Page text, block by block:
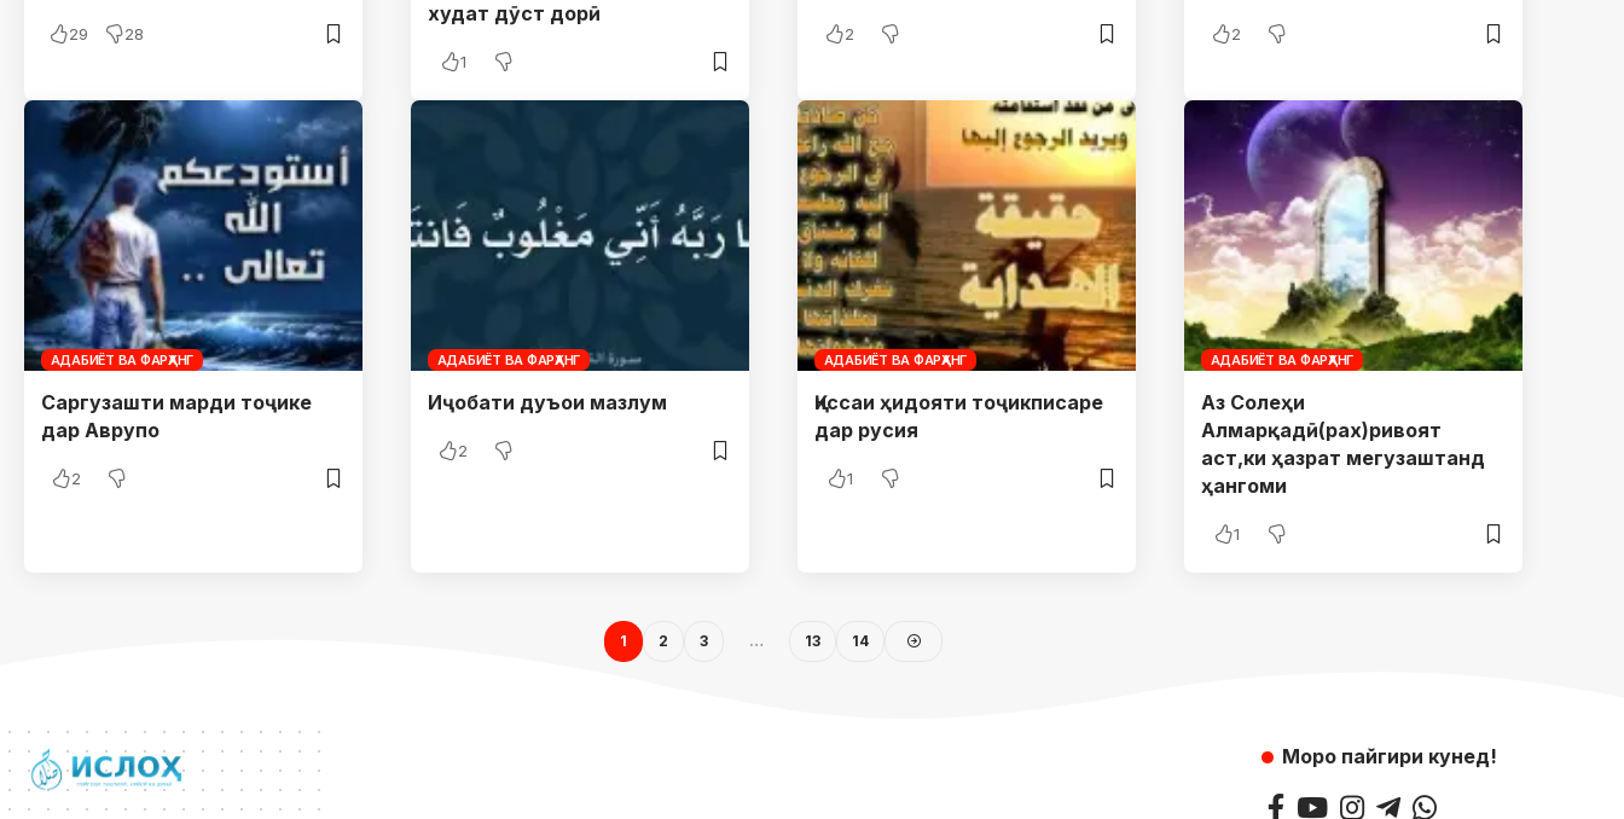
29 28
худат дӯст дорӣ
1
2 2
АДАБИЁТ ВА ФАРҲАНГ
Саргузашти марди тоҷике
дар Аврупо
2
АДАБИЁТ ВА ФАРҲАНГ
Иҷобати дуъои мазлум
2
АДАБИЁТ ВА ФАРҲАНГ
Қиссаи ҳидояти тоҷикписаре
дар русия
1
АДАБИЁТ ВА ФАРҲАНГ
Аз Солеҳи
Алмарқадӣ(рах)ривоят
аст,ки ҳазрат мегузаштанд
ҳангоми
1
1 2 3 … 13 14
Моро пайгири кунед!